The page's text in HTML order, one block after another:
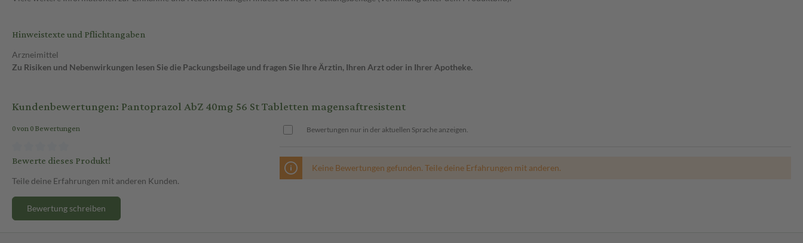
Hinweistexte und Pflichtangaben
Arzneimittel
Zu Risiken und Nebenwirkungen lesen Sie die Packungsbeilage und fragen Sie Ihre Ärztin, Ihren Arzt oder in Ihrer Apotheke.
Kundenbewertungen: Pantoprazol AbZ 40mg 56 St Tabletten magensaftresistent
0 von 0 Bewertungen
Bewerte dieses Produkt!
Teile deine Erfahrungen mit anderen Kunden.
Bewertung schreiben
Bewertungen nur in der aktuellen Sprache anzeigen.
Keine Bewertungen gefunden. Teile deine Erfahrungen mit anderen.